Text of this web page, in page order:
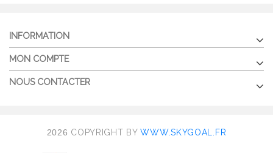
INFORMATION
MON COMPTE
NOUS CONTACTER
2026 COPYRIGHT BYWWW.SKYGOAL.FR